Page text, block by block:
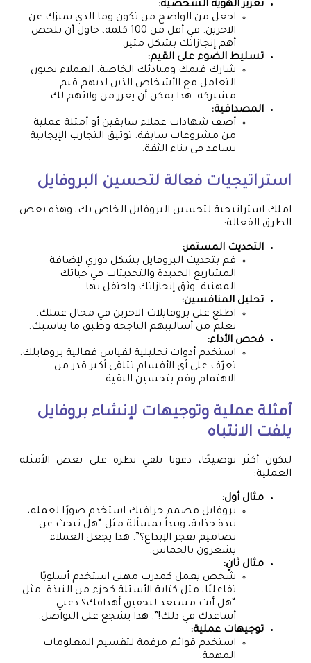
تعزيز الهوية الشخصية:
اجعل من الواضح من تكون وما الذي يميزك عن
الآخرين. في أقل من 100 كلمة، حاول أن تلخص
أهم إنجازاتك بشكل مثير.
تسليط الضوء على القيم:
شارك قيمك ومبادئك الخاصة. العملاء يحبون
التعامل مع الأشخاص الذين لديهم قيم
مشتركة. هذا يمكن أن يعزز من ولائهم لك.
المصداقية:
أضف شهادات عملاء سابقين أو أمثلة عملية
من مشروعات سابقة. توثيق التجارب الإيجابية
يساعد في بناء الثقة.
استراتيجيات فعالة لتحسين البروفايل
املك استراتيجية لتحسين البروفايل الخاص بك، وهذه بعض
الطرق الفعالة:
التحديث المستمر:
قم بتحديث البروفايل بشكل دوري لإضافة
المشاريع الجديدة والتحديثات في حياتك
المهنية. وثق إنجازاتك واحتفل بها.
تحليل المنافسين:
اطلع على بروفايلات الآخرين في مجال عملك.
تعلم من أساليبهم الناجحة وطبق ما يناسبك.
فحص الأداء:
استخدم أدوات تحليلية لقياس فعالية بروفايلك.
تعرّف على أي الأقسام تتلقى أكبر قدر من
الاهتمام وقم بتحسين البقية.
أمثلة عملية وتوجيهات لإنشاء بروفايل
يلفت الانتباه
لنكون أكثر توضيحًا، دعونا نلقي نظرة على بعض الأمثلة
العملية:
مثال أول:
بروفايل مصمم جرافيك استخدم صورًا لعمله،
نبذة جذابة، ويبدأ بمسألة مثل “هل تبحث عن
تصاميم تفجر الإبداع؟”. هذا يجعل العملاء
يشعرون بالحماس.
مثال ثانٍ:
شخص يعمل كمدرب مهني استخدم أسلوبًا
تفاعليًا، مثل كتابة الأسئلة كجزء من النبذة. مثل
“هل أنت مستعد لتحقيق أهدافك؟ دعني
أساعدك في ذلك!”. هذا يشجع على التواصل.
توجيهات عملية:
استخدم قوائم مرقمة لتقسيم المعلومات
المهمة.